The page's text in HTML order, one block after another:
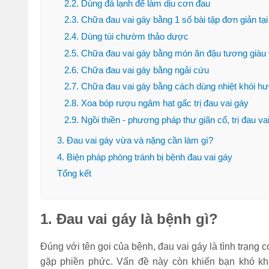
2.2. Dùng đá lạnh để làm dịu cơn đau
2.3. Chữa đau vai gáy bằng 1 số bài tập đơn giản
2.4. Dùng túi chườm thảo dược
2.5. Chữa đau vai gáy bằng món ăn đậu tương giàu
2.6. Chữa đau vai gáy bằng ngải cứu
2.7. Chữa đau vai gáy bằng cách dùng nhiệt khói
2.8. Xoa bóp rượu ngâm hạt gấc trị đau vai gáy
2.9. Ngồi thiền - phương pháp thư giãn cổ, trị đau
3. Đau vai gáy vừa và nặng cần làm gì?
4. Biện pháp phòng tránh bị bệnh đau vai gáy
Tổng kết
1. Đau vai gáy là bệnh gì?
Đúng với tên gọi của bệnh, đau vai gáy là tình trạng
gặp phiền phức. Vấn đề này còn khiến bạn khó
Đi bộ 30 phút giảm
bao nhiêu calo? 1
nhiêu?
(Tư vấn) Nên tập
thể dục vào lúc nào
để giảm cân nhanh
nhất?
Bỏ túi 7 cách nhảy
dây giảm mỡ bụng
Sau khi ăn xong nên
không to, tránh béo
bụng?